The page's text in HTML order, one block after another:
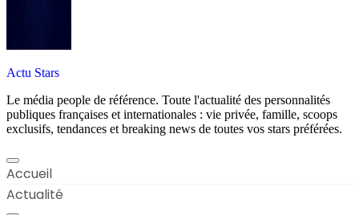
Actu Stars
Le média people de référence. Toute l'actualité des personnalités
publiques françaises et internationales : vie privée, famille, scoops
exclusifs, tendances et breaking news de toutes vos stars préférées.
Accueil
Actualité